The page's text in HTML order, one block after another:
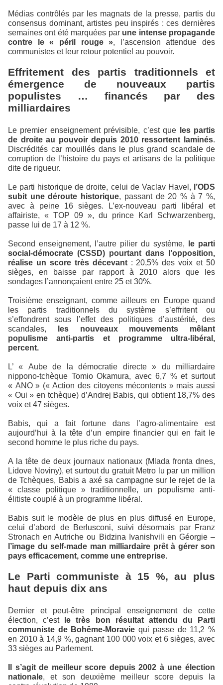
Médias contrôlés par les magnats de la presse, partis du
consensus dominant, artistes peu inspirés : ces dernières
semaines ont été marquées par une intense propagande
contre le « péril rouge », l’ascension attendue des
communistes et leur retour potentiel au pouvoir.
Effritement des partis traditionnels et
émergence de nouveaux partis
populistes … financés par des
milliardaires
Le premier enseignement prévisible, c’est que
les partis
de droite au pouvoir depuis 2010 ressortent laminés.
Discrédités car mouillés dans le plus grand scandale de
corruption de l’histoire du pays et artisans de la politique
dite de rigueur.
Le parti historique de droite, celui de Vaclav Havel,
l’ODS
subit une déroute historique, passant de 20 % à 7 %,
avec à peine 16 sièges. L’ex-nouveau parti libéral et
affairiste, « TOP 09 », du prince Karl Schwarzenberg,
passe lui de 17 à 12 %.
Second enseignement, l’autre pilier du système,
le parti
social-démocrate (CSSD) pourtant dans l’opposition,
réalise un score très décevant: 20,5% des voix et 50
sièges, en baisse par rapport à 2010 alors que les
sondages l’annonçaient entre 25 et 30%.
Troisième enseignant, comme ailleurs en Europe quand
les partis traditionnels du système s’effritent ou
s’effondrent sous l’effet des politiques d’austérité, des
scandales,
les nouveaux mouvements mêlant
populisme anti-partis et programme ultra-libéral,
percent.
L’ « Aube de la démocratie directe » du milliardaire
nippono-tchèque Tomio Okamura, avec 6,7 % et surtout
« ANO » (« Action des citoyens mécontents » mais aussi
« Oui » en tchèque) d’Andrej Babis, qui obtient 18,7% des
voix et 47 sièges.
Babis, qui a fait fortune dans l’agro-alimentaire est
aujourd’hui à la tête d’un empire financier qui en fait le
second homme le plus riche du pays.
A la tête de deux journaux nationaux (Mlada fronta dnes,
Lidove Noviny), et surtout du gratuit Metro lu par un million
de Tchèques, Babis a axé sa campagne sur le rejet de la
« classe politique » traditionnelle, un populisme anti-
élitiste couplé à un programme libéral.
Babis suit le modèle de plus en plus diffusé en Europe,
celui d’abord de Berlusconi, suivi désormais par Franz
Stronach en Autriche ou Bidzina Ivanishvili en Géorgie –
l’image du self-made man milliardaire prêt à gérer son
pays efficacement, comme une entreprise.
Le Parti communiste à 15 %, au plus
haut depuis dix ans
Dernier et peut-être principal enseignement de cette
élection, c’est
le très bon résultat attendu du Parti
communiste de Bohême-Moravie qui passe de 11,2 %
en 2010 à 14,9 %, gagnant 100 000 voix et 6 sièges, avec
33 sièges au Parlement.
Il s’agit de meilleur score depuis 2002 à une élection
nationale, et son deuxième meilleur score depuis la